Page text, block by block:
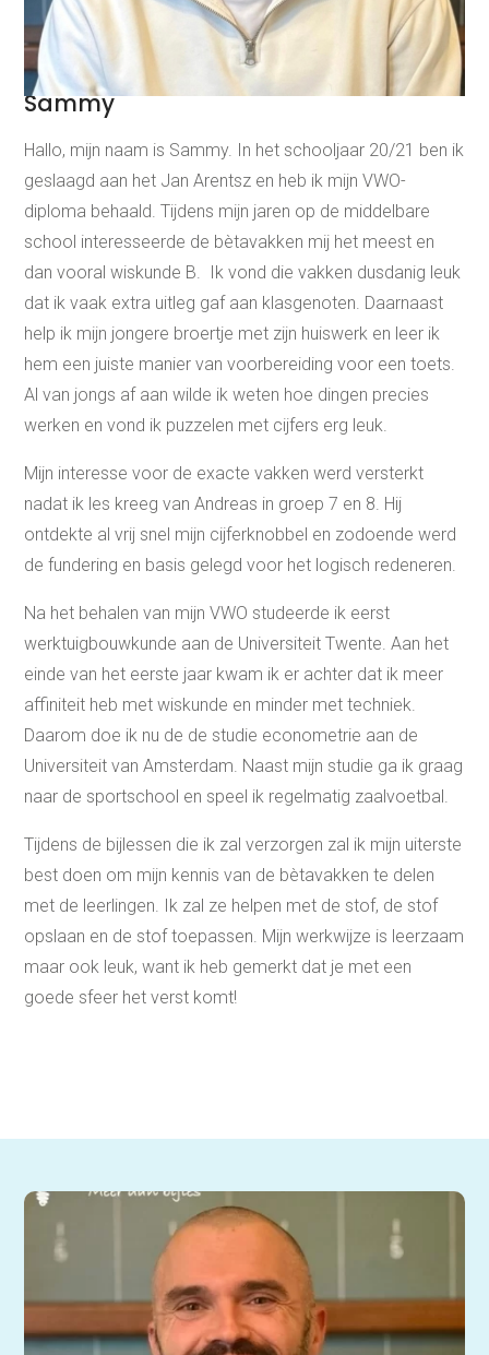
Sammy
Hallo, mijn naam is Sammy. In het schooljaar 20/21 ben ik
geslaagd aan het Jan Arentsz en heb ik mijn VWO-
diploma behaald. Tijdens mijn jaren op de middelbare
school interesseerde de bètavakken mij het meest en
dan vooral wiskunde B. Ik vond die vakken dusdanig leuk
dat ik vaak extra uitleg gaf aan klasgenoten. Daarnaast
help ik mijn jongere broertje met zijn huiswerk en leer ik
hem een juiste manier van voorbereiding voor een toets.
Al van jongs af aan wilde ik weten hoe dingen precies
werken en vond ik puzzelen met cijfers erg leuk.
Mijn interesse voor de exacte vakken werd versterkt
nadat ik les kreeg van Andreas in groep 7 en 8. Hij
ontdekte al vrij snel mijn cijferknobbel en zodoende werd
de fundering en basis gelegd voor het logisch redeneren.
Na het behalen van mijn VWO studeerde ik eerst
werktuigbouwkunde aan de Universiteit Twente. Aan het
einde van het eerste jaar kwam ik er achter dat ik meer
affiniteit heb met wiskunde en minder met techniek.
Daarom doe ik nu de de studie econometrie aan de
Universiteit van Amsterdam. Naast mijn studie ga ik graag
naar de sportschool en speel ik regelmatig zaalvoetbal.
Tijdens de bijlessen die ik zal verzorgen zal ik mijn uiterste
best doen om mijn kennis van de bètavakken te delen
met de leerlingen. Ik zal ze helpen met de stof, de stof
opslaan en de stof toepassen. Mijn werkwijze is leerzaam
maar ook leuk, want ik heb gemerkt dat je met een
goede sfeer het verst komt!